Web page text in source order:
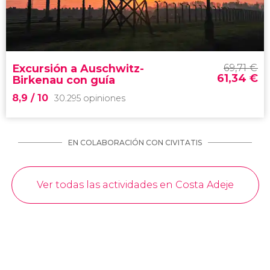
visitar el zoológico más famoso de
Canarias
entrada al Loro Parque y Siam Park
Excursión a Auschwitz-
Birkenau con guía
8,9 / 10 30.295 opiniones
69,71€
61,34 €


30.295 opiniones
EN COLABORACIÓN CON CIVITATIS
Ver todas las actividades en Costa Adeje